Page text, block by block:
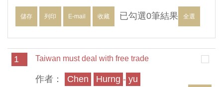
儲存 列印 E-mail 收藏 已勾選0筆結果 全選
1 Taiwan must deal with free trade
作者： Chen Hurng - yu